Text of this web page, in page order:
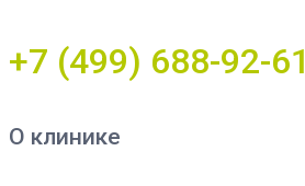
+7 (499) 688-92-61
О клинике